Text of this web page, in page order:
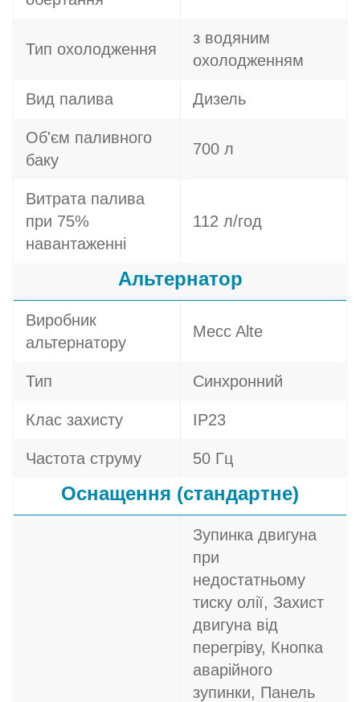
Тип охолодження
з водяним
охолодженням
Вид палива Дизель
Об'єм паливного
баку
700 л
Витрата палива
при 75%
навантаженні
112 л/год
Альтернатор
Виробник
альтернатору
Mecc Alte
Тип Синхронний
Клас захисту IP23
Частота струму 50 Гц
Оснащення (стандартне)
Зупинка двигуна
при
недостатньому
тиску олії, Захист
двигуна від
перегріву, Кнопка
аварійного
зупинки, Панель